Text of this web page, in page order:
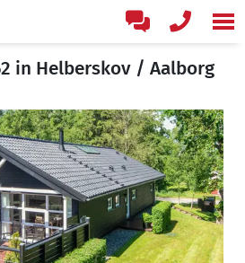
in Helberskov / Aalborg